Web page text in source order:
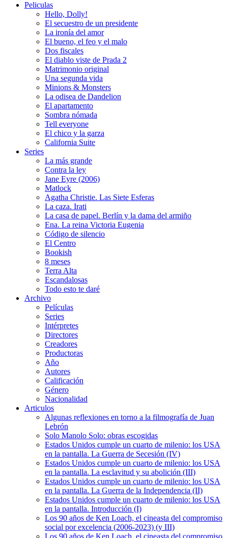
Peliculas
Hello, Dolly!
El secuestro de un presidente
La ironía del amor
El bueno, el feo y el malo
Dos fiscales
El diablo viste de Prada 2
Matrimonio original
Una segunda vida
Minions & Monsters
La odisea de Dandelion
El apartamento
Sombra nómada
Tell everyone
El chico y la garza
California Suite
Series
La más grande
Contra la ley
Jane Eyre (2006)
Matlock
Agatha Christie. Las Siete Esferas
La caza. Irati
La casa de papel. Berlín y la dama del armiño
Ena. La reina Victoria Eugenia
Código de silencio
El Centro
Bookish
8 meses
Terra Alta
Escandalosas
Todo esto te daré
Archivo
Películas
Series
Intérpretes
Directores
Creadores
Productoras
Año
Autores
Calificación
Género
Nacionalidad
Articulos
Algunas reflexiones en torno a la filmografía de Juan
Lebrón
Solo Manolo Solo: obras escogidas
Estados Unidos cumple un cuarto de milenio: los USA
en la pantalla. La Guerra de Secesión (IV)
Estados Unidos cumple un cuarto de milenio: los USA
en la pantalla. La esclavitud y su abolición (III)
Estados Unidos cumple un cuarto de milenio: los USA
en la pantalla. La Guerra de la Independencia (II)
Estados Unidos cumple un cuarto de milenio: los USA
en la pantalla. Introducción (I)
Los 90 años de Ken Loach, el cineasta del compromiso
social por excelencia (2006-2023) (y III)